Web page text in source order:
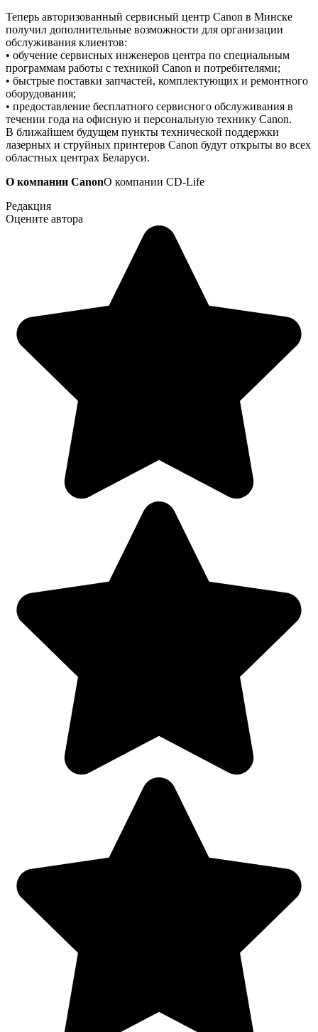
Теперь авторизованный сервисный центр Canon в Минске
получил дополнительные возможности для организации
обслуживания клиентов:
• обучение сервисных инженеров центра по специальным
программам работы с техникой Canon и потребителями;
• быстрые поставки запчастей, комплектующих и ремонтного
оборудования;
• предоставление бесплатного сервисного обслуживания в
течении года на офисную и персональную технику Canon.
В ближайшем будущем пункты технической поддержки
лазерных и струйных принтеров Canon будут открыты во всех
областных центрах Беларуси.
О компании CanonО компании CD-Life
Редакция
Оцените автора